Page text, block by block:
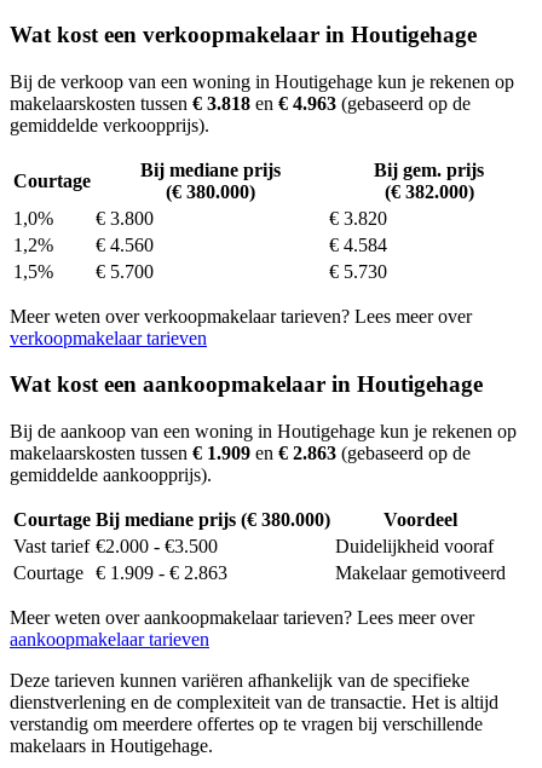
Wat kost een verkoopmakelaar in Houtigehage
Bij de verkoop van een woning in Houtigehage kun je rekenen op
makelaarskosten tussen € 3.818 en € 4.963 (gebaseerd op de
gemiddelde verkoopprijs).
Courtage
Bij mediane prijs
(€ 380.000)
Bij gem. prijs
(€ 382.000)
1,0%
€ 3.800
€ 3.820
1,2%
€ 4.560
€ 4.584
1,5%
€ 5.700 € 5.730
Meer weten over verkoopmakelaar tarieven? Lees meer over
verkoopmakelaar tarieven
Wat kost een aankoopmakelaar in Houtigehage
Bij de aankoop van een woning in Houtigehage kun je rekenen op
makelaarskosten tussen € 1.909 en € 2.863 (gebaseerd op de
gemiddelde aankoopprijs).
Courtage Bij mediane prijs (€ 380.000)
Voordeel
Vast tarief €2.000 - €3.500
Duidelijkheid vooraf
Courtage € 1.909 - € 2.863 Makelaar gemotiveerd
Meer weten over aankoopmakelaar tarieven? Lees meer over
aankoopmakelaar tarieven
Deze tarieven kunnen variëren afhankelijk van de specifieke
dienstverlening en de complexiteit van de transactie. Het is altijd
verstandig om meerdere offertes op te vragen bij verschillende
makelaars in Houtigehage.